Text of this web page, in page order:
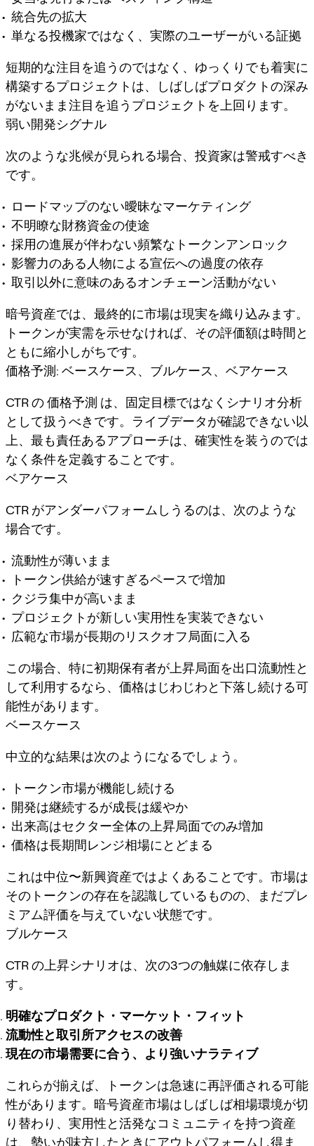
統合先の拡大
単なる投機家ではなく、実際のユーザーがいる証拠
短期的な注目を追うのではなく、ゆっくりでも着実に
構築するプロジェクトは、しばしばプロダクトの深み
がないまま注目を追うプロジェクトを上回ります。
弱い開発シグナル
次のような兆候が見られる場合、投資家は警戒すべき
です。
ロードマップのない曖昧なマーケティング
不明瞭な財務資金の使途
採用の進展が伴わない頻繁なトークンアンロック
影響力のある人物による宣伝への過度の依存
取引以外に意味のあるオンチェーン活動がない
暗号資産では、最終的に市場は現実を織り込みます。
トークンが実需を示せなければ、その評価額は時間と
ともに縮小しがちです。
価格予測: ベースケース、ブルケース、ベアケース
CTR の価格予測 は、固定目標ではなくシナリオ分析
として扱うべきです。ライブデータが確認できない以
上、最も責任あるアプローチは、確実性を装うのでは
なく条件を定義することです。
ベアケース
CTR がアンダーパフォームしうるのは、次のような
場合です。
流動性が薄いまま
トークン供給が速すぎるペースで増加
クジラ集中が高いまま
プロジェクトが新しい実用性を実装できない
広範な市場が長期のリスクオフ局面に入る
この場合、特に初期保有者が上昇局面を出口流動性と
して利用するなら、価格はじわじわと下落し続ける可
能性があります。
ベースケース
中立的な結果は次のようになるでしょう。
トークン市場が機能し続ける
開発は継続するが成長は緩やか
出来高はセクター全体の上昇局面でのみ増加
価格は長期間レンジ相場にとどまる
これは中位〜新興資産ではよくあることです。市場は
そのトークンの存在を認識しているものの、まだプレ
ミアム評価を与えていない状態です。
ブルケース
CTR の上昇シナリオは、次の3つの触媒に依存しま
す。
明確なプロダクト・マーケット・フィット
流動性と取引所アクセスの改善
現在の市場需要に合う、より強いナラティブ
これらが揃えば、トークンは急速に再評価される可能
性があります。暗号資産市場はしばしば相場環境が切
り替わり、実用性と活発なコミュニティを持つ資産
は、勢いが味方したときにアウトパフォームし得ま